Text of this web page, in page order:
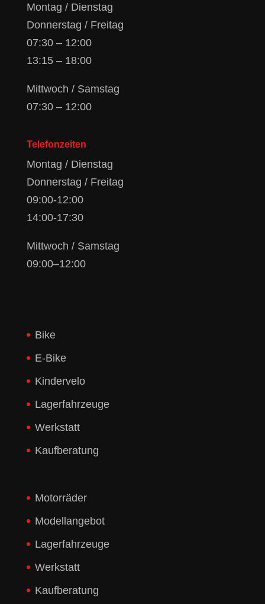
Montag / Dienstag
Donnerstag / Freitag
07:30 – 12:00
13:15 – 18:00
Mittwoch / Samstag
07:30 – 12:00
Telefonzeiten
Montag / Dienstag
Donnerstag / Freitag
09:00-12:00
14:00-17:30
Mittwoch / Samstag
09:00–12:00
Bike
E-Bike
Kindervelo
Lagerfahrzeuge
Werkstatt
Kaufberatung
Motorräder
Modellangebot
Lagerfahrzeuge
Werkstatt
Kaufberatung